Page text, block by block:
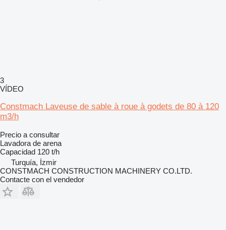
3
VÍDEO
Constmach Laveuse de sable à roue à godets de 80 à 120
m3/h
Precio a consultar
Lavadora de arena
Capacidad 120 t/h
Turquía, İzmir
CONSTMACH CONSTRUCTION MACHINERY CO.LTD.
Contacte con el vendedor